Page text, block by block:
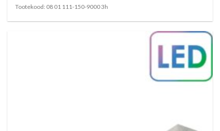
Tootekood: 08 01 111-150-9000 3h